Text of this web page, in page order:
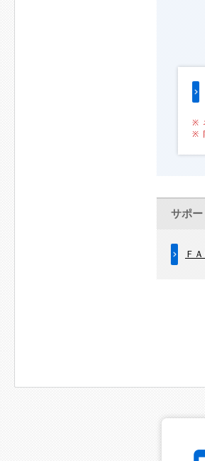
サポー
Ｆ